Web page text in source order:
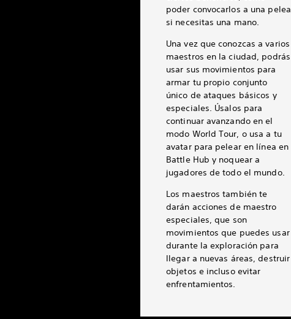
poder convocarlos a una pelea
si necesitas una mano.
Una vez que conozcas a varios
maestros en la ciudad, podrás
usar sus movimientos para
armar tu propio conjunto
único de ataques básicos y
especiales. Úsalos para
continuar avanzando en el
modo World Tour, o usa a tu
avatar para pelear en línea en
Battle Hub y noquear a
jugadores de todo el mundo.
Los maestros también te
darán acciones de maestro
especiales, que son
movimientos que puedes usar
durante la exploración para
llegar a nuevas áreas, destruir
objetos e incluso evitar
enfrentamientos.